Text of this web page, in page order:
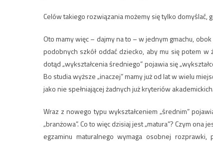
Celów takiego rozwiązania możemy się tylko domyślać,
Oto mamy więc – dajmy na to – w jednym gmachu,
podobnych szkół oddać dziecko, aby mu się potem w
dotąd „wykształcenia średniego” pojawia się
Bo studia wyższe „inaczej” mamy już od lat w wielu
jako nie spełniającej żadnych już kryteriów akademickich.
Wraz z nowego typu wykształceniem „średnim”
„branżowa”. Co to więc dzisiaj jest „matura”? Czym
egzaminu maturalnego wymaga osobnej